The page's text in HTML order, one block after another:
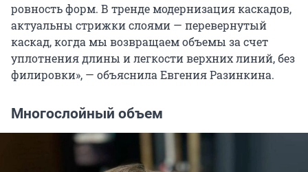
ровность форм. В тренде модернизация каскадов,
актуальны стрижки слоями — перевернутый
каскад, когда мы возвращаем объемы за счет
уплотнения длины и легкости верхних линий, без
филировки», — объяснила Евгения Разинкина.
Многослойный объем